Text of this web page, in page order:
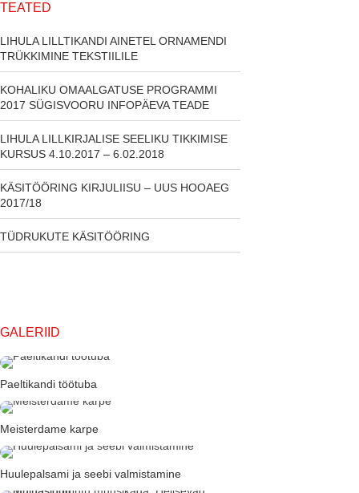
TEATED
LIHULA LILLTIKANDI AINETEL ORNAMENDI
TRÜKKIMINE TEKSTIILILE
KOHALIKU OMAALGATUSE PROGRAMMI
2017 SÜGISVOORU INFOPÄEVA TEADE
LIHULA LILLKIRJALISE SEELIKU TIKKIMISE
KURSUS 4.10.2017 – 6.02.2018
KÄSITÖÖRING KIRJULIISU – UUS HOOAEG
2017/18
TÜDRUKUTE KÄSITÖÖRING
GALERIID
Paeltikandi töötuba
Meisterdame karpe
Huulepalsami ja seebi valmistamine